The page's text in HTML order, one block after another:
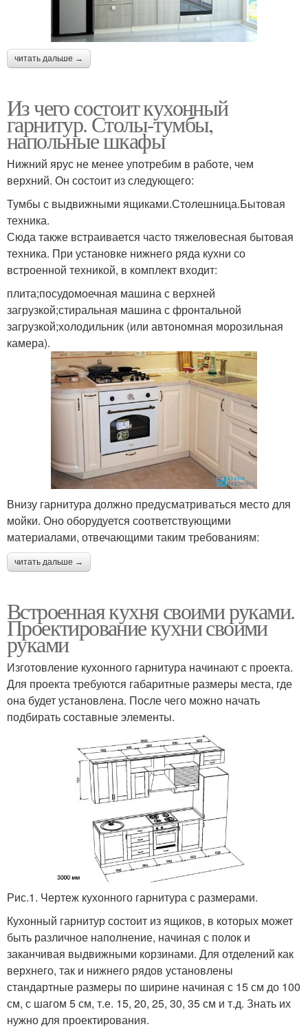
читать дальше →
Из чего состоит кухонный
гарнитур. Столы-тумбы,
напольные шкафы
Нижний ярус не менее употребим в работе, чем
верхний. Он состоит из следующего:
Тумбы с выдвижными ящиками.Столешница.Бытовая
техника.
Сюда также встраивается часто тяжеловесная бытовая
техника. При установке нижнего ряда кухни со
встроенной техникой, в комплект входит:
плита;посудомоечная машина с верхней
загрузкой;стиральная машина с фронтальной
загрузкой;холодильник (или автономная морозильная
камера).
Внизу гарнитура должно предусматриваться место для
мойки. Оно оборудуется соответствующими
материалами, отвечающими таким требованиям:
читать дальше →
Встроенная кухня своими руками.
Проектирование кухни своими
руками
Изготовление кухонного гарнитура начинают с проекта.
Для проекта требуются габаритные размеры места, где
она будет установлена. После чего можно начать
подбирать составные элементы.
Рис.1. Чертеж кухонного гарнитура с размерами.
Кухонный гарнитур состоит из ящиков, в которых может
быть различное наполнение, начиная с полок и
заканчивая выдвижными корзинами. Для отделений как
верхнего, так и нижнего рядов установлены
стандартные размеры по ширине начиная с 15 см до 100
см, с шагом 5 см, т.е. 15, 20, 25, 30, 35 см и т.д. Знать их
нужно для проектирования.